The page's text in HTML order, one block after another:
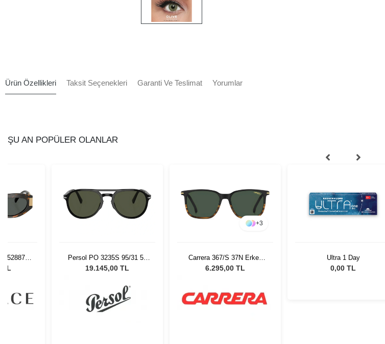
Ürün Özellikleri Taksit Seçenekleri Garanti Ve Teslimat Yorumlar
ŞU AN POPÜLER OLANLAR
-
TL
Persol PO 3235S 95/31 55
Unisex Güneş Gözlüğü
19.145,00 TL
+3
Carrera 367/S 37N Erkek
Güneş Gözlüğü
6.295,00 TL
Ultra 1 Day
0,00 TL